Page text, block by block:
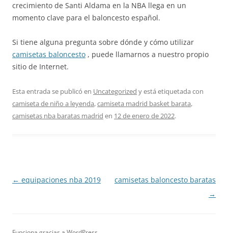
crecimiento de Santi Aldama en la NBA llega en un
momento clave para el baloncesto español.
Si tiene alguna pregunta sobre dónde y cómo utilizar
camisetas baloncesto , puede llamarnos a nuestro propio
sitio de Internet.
Esta entrada se publicó en Uncategorized y está etiquetada con
camiseta de niño a leyenda,camiseta madrid basket barata,
camisetas nba baratas madrid en 12 de enero de 2022.
Navegación
← equipaciones nba 2019
camisetas baloncesto baratas
→